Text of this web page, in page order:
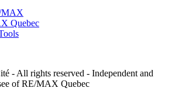
MAX
Quebec
- All rights reserved - Independent and
of RE/MAX Quebec